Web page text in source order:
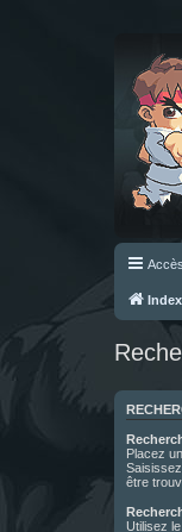
Placez un
être
Utilisez